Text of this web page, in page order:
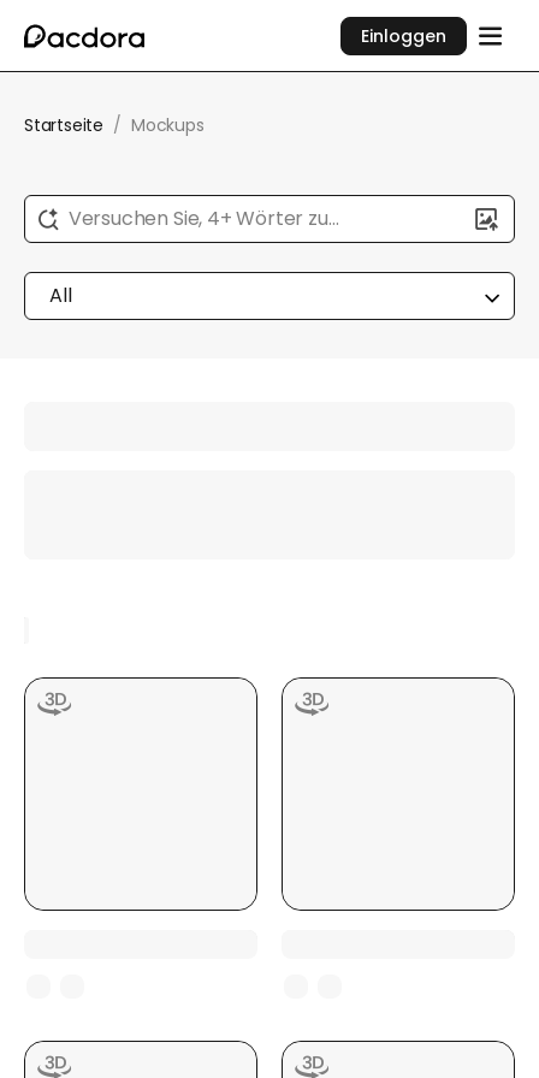
Einloggen
Startseite / Mockups
Versuchen Sie, 4+ Wörter zu
beschreiben...
All